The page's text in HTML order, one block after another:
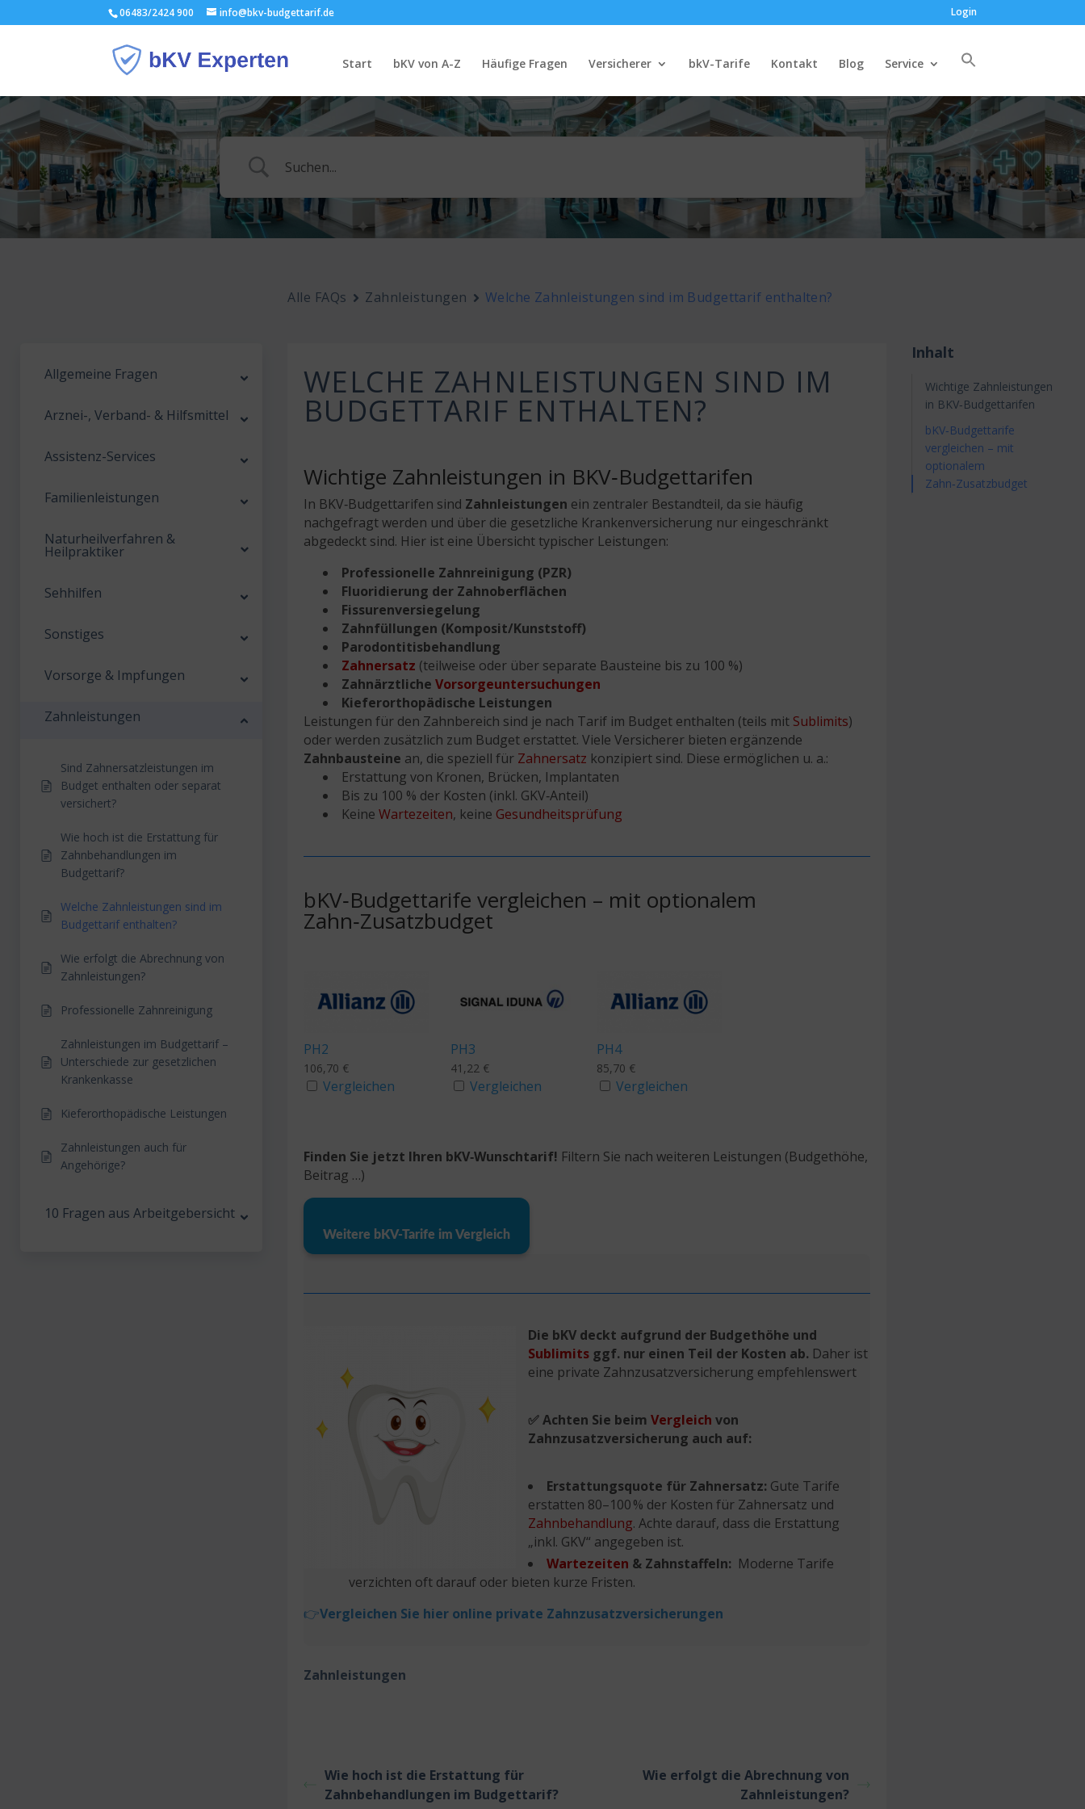
06483/2424 900 info@bkv-budgettarif.de Login
Start bKV von A-Z Häufige Fragen Versicherer bkV-Tarife Kontakt Blog Service
Allgemeine Fragen
Arznei-, Verband- & Hilfsmittel
Assistenz-Services
Familienleistungen
Naturheilverfahren &
Heilpraktiker
Sehhilfen
Sonstiges
Vorsorge & Impfungen
Zahnleistungen
Sind Zahnersatzleistungen im
Budget enthalten oder separat
versichert?
Wie hoch ist die Erstattung für
Zahnbehandlungen im
Budgettarif?
Welche Zahnleistungen sind im
Budgettarif enthalten?
Wie erfolgt die Abrechnung von
Zahnleistungen?
Professionelle Zahnreinigung
Zahnleistungen im Budgettarif –
Unterschiede zur gesetzlichen
Krankenkasse
Kieferorthopädische Leistungen
Zahnleistungen auch für
Angehörige?
10 Fragen aus Arbeitgebersicht
Alle FAQs Zahnleistungen Welche Zahnleistungen sind im Budgettarif enthalten?
WELCHE ZAHNLEISTUNGEN SIND IM
BUDGETTARIF ENTHALTEN?
Wichtige Zahnleistungen in BKV‑Budgettarifen
In BKV‑Budgettarifen sind Zahnleistungen ein zentraler Bestandteil, da sie häufig
nachgefragt werden und über die gesetzliche Krankenversicherung nur eingeschränkt
abgedeckt sind. Hier ist eine Übersicht typischer Leistungen:
Professionelle Zahnreinigung (PZR)
Fluoridierung der Zahnoberflächen
Fissurenversiegelung
Zahnfüllungen (Komposit/Kunststoff)
Parodontitisbehandlung
Zahnersatz (teilweise oder über separate Bausteine bis zu 100 %)
Zahnärztliche Vorsorgeuntersuchungen
Kieferorthopädische Leistungen
Leistungen für den Zahnbereich sind je nach Tarif im Budget enthalten (teils mit Sublimits)
oder werden zusätzlich zum Budget erstattet. Viele Versicherer bieten ergänzende
Zahnbausteine an, die speziell für Zahnersatz konzipiert sind. Diese ermöglichen u. a.:
Erstattung von Kronen, Brücken, Implantaten
Bis zu 100 % der Kosten (inkl. GKV‑Anteil)
Keine Wartezeiten, keine Gesundheitsprüfung
bKV‑Budgettarife vergleichen – mit optionalem
Zahn‑Zusatzbudget
PH2
106,70 €
Vergleichen
PH3
41,22 €
Vergleichen
PH4
85,70 €
Vergleichen
Finden Sie jetzt Ihren bKV‑Wunschtarif! Filtern Sie nach weiteren Leistungen (Budgethöhe,
Beitrag …)
Weitere bKV‑Tarife im Vergleich
Die bKV deckt aufgrund der Budgethöhe und
Sublimitsggf. nur einen Teil der Kosten ab. Daher ist
eine private Zahnzusatzversicherung empfehlenswert
✅ Achten Sie beim Vergleich von
Zahnzusatzversicherung auch auf:
Erstattungsquote für Zahnersatz: Gute Tarife
erstatten 80–100 % der Kosten für Zahnersatz und
Zahnbehandlung. Achte darauf, dass die Erstattung
„inkl. GKV“ angegeben ist.
Wartezeiten & Zahnstaffeln: Moderne Tarife
verzichten oft darauf oder bieten kurze Fristen.
👉Vergleichen Sie hier online private Zahnzusatzversicherungen
Zahnleistungen
Wie hoch ist die Erstattung für
Zahnbehandlungen im Budgettarif?
Wie erfolgt die Abrechnung von
Zahnleistungen?
Inhalt
Wichtige Zahnleistungen
in BKV‑Budgettarifen
bKV‑Budgettarife
vergleichen – mit
optionalem
Zahn‑Zusatzbudget